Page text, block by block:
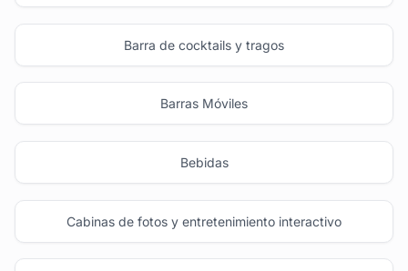
Barra de cocktails y tragos
Barras Móviles
Bebidas
Cabinas de fotos y entretenimiento interactivo